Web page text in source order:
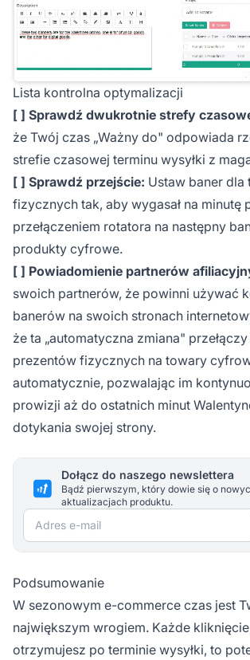
Lista kontrolna optymalizacji
[ ] Sprawdź dwukrotnie strefy
że Twój czas „Ważny do" odpowiada
strefie czasowej terminu wysyłki z
[ ] Sprawdź przejście: Ustaw baner dla
fizycznych tak, aby wygasał na minutę
przełączeniem rotatora na następny
produkty cyfrowe.
[ ] Powiadomienie partnerów
swoich partnerów, że powinni używać
banerów na swoich stronach
że ta „automatyczna zmiana" przełączy
prezentów fizycznych na towary
automatycznie, pozwalając im
prowizji aż do ostatnich minut
dotykania swojej strony.
Dołącz do naszego newslettera
Bądź pierwszym, który dowie się o
aktualizacjach produktu.
Adres e-mail
Podsumowanie
W sezonowym e-commerce czas jest
największym wrogiem. Każde
otrzymujesz po terminie wysyłki, to